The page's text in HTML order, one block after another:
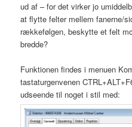
ud af – for det virker jo
at flytte felter mellem fanerne/
rækkefølgen, beskytte et felt
bredde?
Funktionen findes i menuen
tastaturgenvenen
udseende til noget i stil med: